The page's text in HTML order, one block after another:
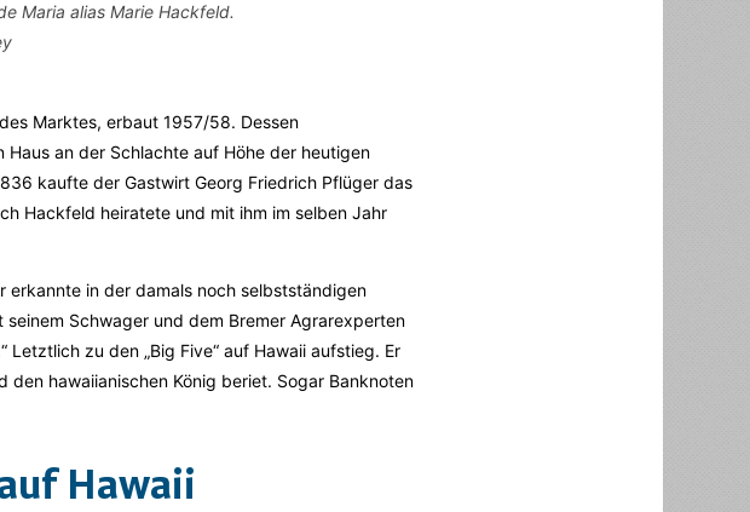
Maria alias Marie Hackfeld.
Marktes, erbaut 1957/58. Dessen
an der Schlachte auf Höhe der heutigen
kaufte der Gastwirt Georg Friedrich Pflüger das
Hackfeld heiratete und mit ihm im selben Jahr
in der damals noch selbstständigen
Schwager und dem Bremer Agrarexperten
Letztlich zu den „Big Five“ auf Hawaii aufstieg. Er
hawaiianischen König beriet. Sogar Banknoten
Hawaii